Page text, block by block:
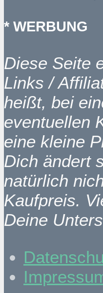
* WERBUNG
Diese Seite
Links /
heißt, bei
eventuellen
eine kleine
Dich ändert
natürlich
Kaufpreis.
Deine